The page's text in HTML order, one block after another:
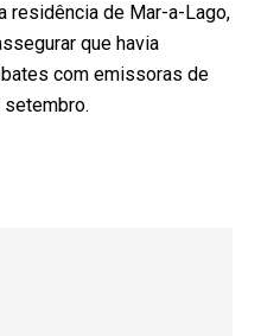
residência de Mar-a-Lago,
que havia
com emissoras de
setembro.